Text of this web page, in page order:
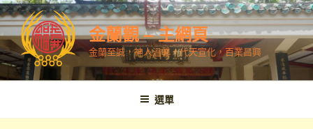
跳
至
內
容
金蘭觀 – 主網頁
金蘭至誠，神人溫馨，代天宣化，百業昌興
選單